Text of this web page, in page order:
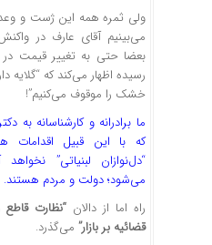
ولی ثمره همه این ژست و
می‌بینیم آقای عارف در
رسیده اظهار می‌کند که “گلایه
خشک را موقوف می‌کنیم”!
ما برادرانه و کارشناسانه به
که با این قبیل اقدامات
“دل‌نوازان لبنیاتی”
می‌شود؛ دولت و مردم هستند.
راه اما از دالان “نظارت
قضائیه بر بازار” می‌گذرد.